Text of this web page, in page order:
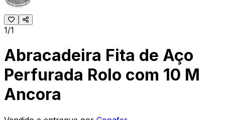
1/1
Abracadeira Fita de Aço
Perfurada Rolo com 10 M
Ancora